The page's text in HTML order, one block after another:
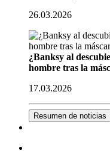
26.03.2026
¿Banksy al
hombre tras la
17.03.2026
Resumen de noticias